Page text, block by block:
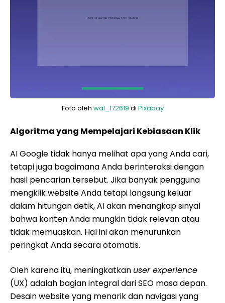
Foto oleh wal_172619 di Pixabay
Algoritma yang Mempelajari Kebiasaan Klik
AI Google tidak hanya melihat apa yang Anda cari,
tetapi juga bagaimana Anda berinteraksi dengan
hasil pencarian tersebut. Jika banyak pengguna
mengklik website Anda tetapi langsung keluar
dalam hitungan detik, AI akan menangkap sinyal
bahwa konten Anda mungkin tidak relevan atau
tidak memuaskan. Hal ini akan menurunkan
peringkat Anda secara otomatis.
Oleh karena itu, meningkatkan user experience
(UX) adalah bagian integral dari SEO masa depan.
Desain website yang menarik dan navigasi yang